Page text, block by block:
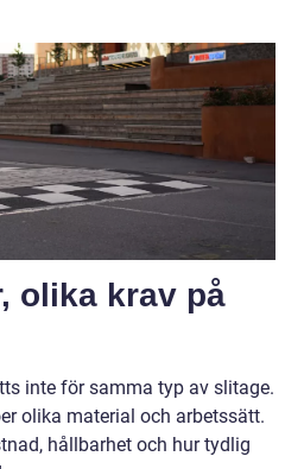
olika krav på
inte för samma typ av slitage.
olika material och arbetssätt.
hållbarhet och hur tydlig